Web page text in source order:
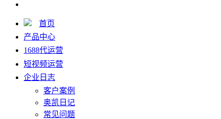
首页
产品中心
1688代运营
短视频运营
企业日志
客户案例
奥凯日记
常见问题